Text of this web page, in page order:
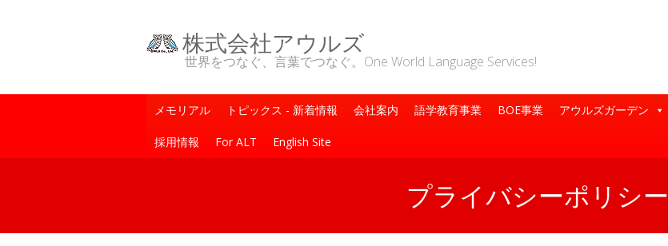
株式会社アウルズ
世界をつなぐ、言葉でつなぐ。One World Language Services!
メモリアル トピックス - 新着情報 会社案内 語学教育事業 BOE事業 アウルズガーデン
採用情報 For ALT English Site
プライバシーポリシー